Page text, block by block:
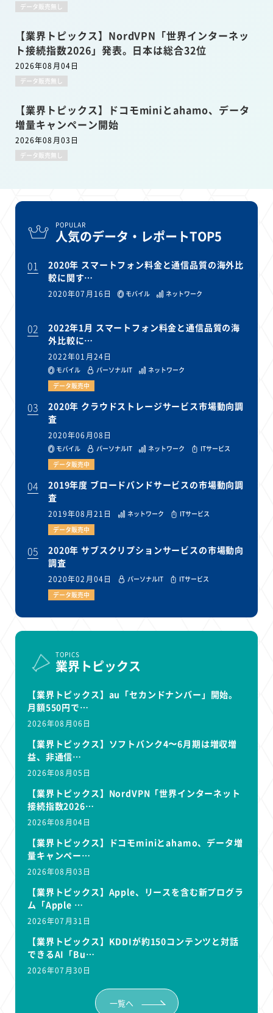
データ販売無し
【業界トピックス】NordVPN「世界インターネッ
ト接続指数2026」発表。日本は総合32位
2026年08月04日
データ販売無し
【業界トピックス】ドコモminiとahamo、データ
増量キャンペーン開始
2026年08月03日
データ販売無し
POPULAR
人気のデータ・レポートTOP5
01
2020年 スマートフォン料金と通信品質の海外比
較に関す…
2020年07月16日 モバイル ネットワーク
02
2022年1月 スマートフォン料金と通信品質の海
外比較に…
2022年01月24日
モバイル パーソナルIT
ネットワーク
データ販売中
03
2020年 クラウドストレージサービス市場動向調
査
2020年06月08日
モバイル パーソナルIT ネットワーク
ITサービス
データ販売中
04
2019年度 ブロードバンドサービスの市場動向調
査
2019年08月21日 ネットワーク
ITサービス
データ販売中
05
2020年 サブスクリプションサービスの市場動向
調査
2020年02月04日 パーソナルIT
ITサービス
データ販売中
TOPICS
業界トピックス
【業界トピックス】au「セカンドナンバー」開始。
月額550円で…
2026年08月06日
【業界トピックス】ソフトバンク4〜6月期は増収増
益、非通信…
2026年08月05日
【業界トピックス】NordVPN「世界インターネット
接続指数2026…
2026年08月04日
【業界トピックス】ドコモminiとahamo、データ増
量キャンペー…
2026年08月03日
【業界トピックス】Apple、リースを含む新プログラ
ム「Apple …
2026年07月31日
【業界トピックス】KDDIが約150コンテンツと対話
できるAI「Bu…
2026年07月30日
一覧へ